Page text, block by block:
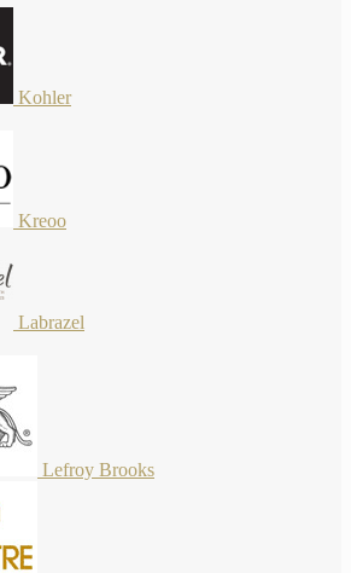
Kohler
Kreoo
Labrazel
Lefroy Brooks